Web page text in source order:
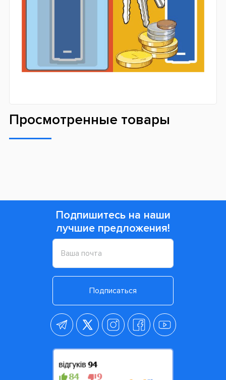
Просмотренные товары
Подпишитесь на наши
лучшие предложения!
Подписаться